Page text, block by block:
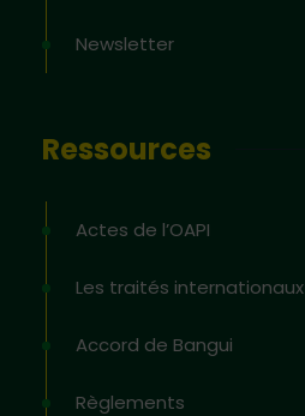
Newsletter
Ressources
Actes de l’OAPI
Les traités internationaux
Accord de Bangui
Règlements